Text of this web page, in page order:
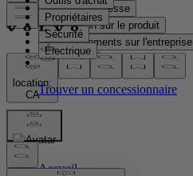
Matériel de presse
Information sur le produit
Renseignements sur l'entreprise
Contacts médias
location:
CA
Images
Accueil